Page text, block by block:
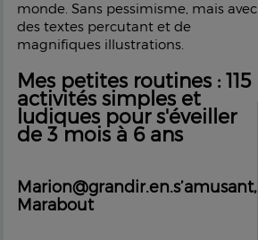
monde. Sans pessimisme, mais avec
des textes percutant et de
magnifiques illustrations.
Mes petites routines : 115
activités simples et
ludiques pour s'éveiller
de 3 mois à 6 ans
Marion@grandir.en.s’amusant,
Marabout